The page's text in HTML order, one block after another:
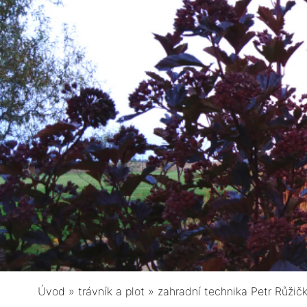
Úvod » trávník a plot » zahradní technika Petr